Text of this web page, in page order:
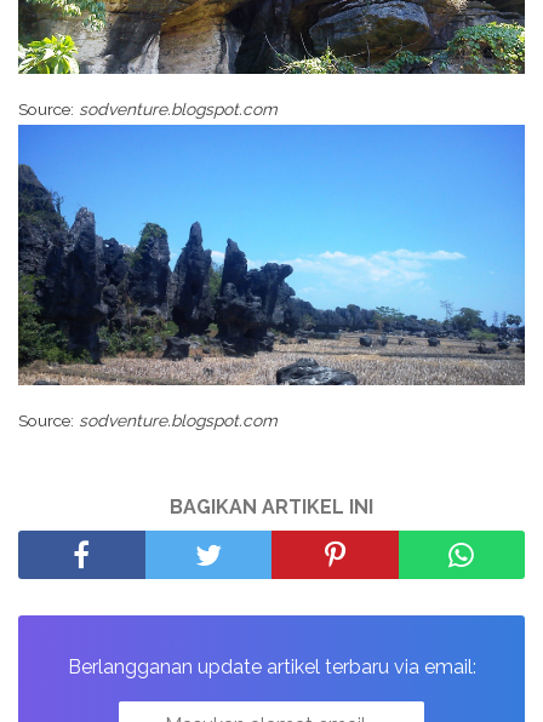
Source: sodventure.blogspot.com
Source: sodventure.blogspot.com
BAGIKAN ARTIKEL INI
Berlangganan update artikel terbaru via email: